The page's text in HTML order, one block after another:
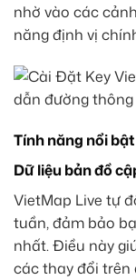
nhờ vào các
năng định vị
Tính năng nổi
Dữ liệu bản đồ
VietMap Live tự
tuần, đảm bảo
nhất. Điều này
các thay đổi trên